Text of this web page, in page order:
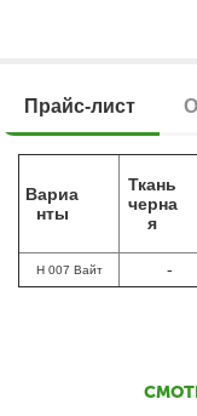
Прайс-лист
Вариа
нты
Ткань
черна
я
H 007 Вайт -